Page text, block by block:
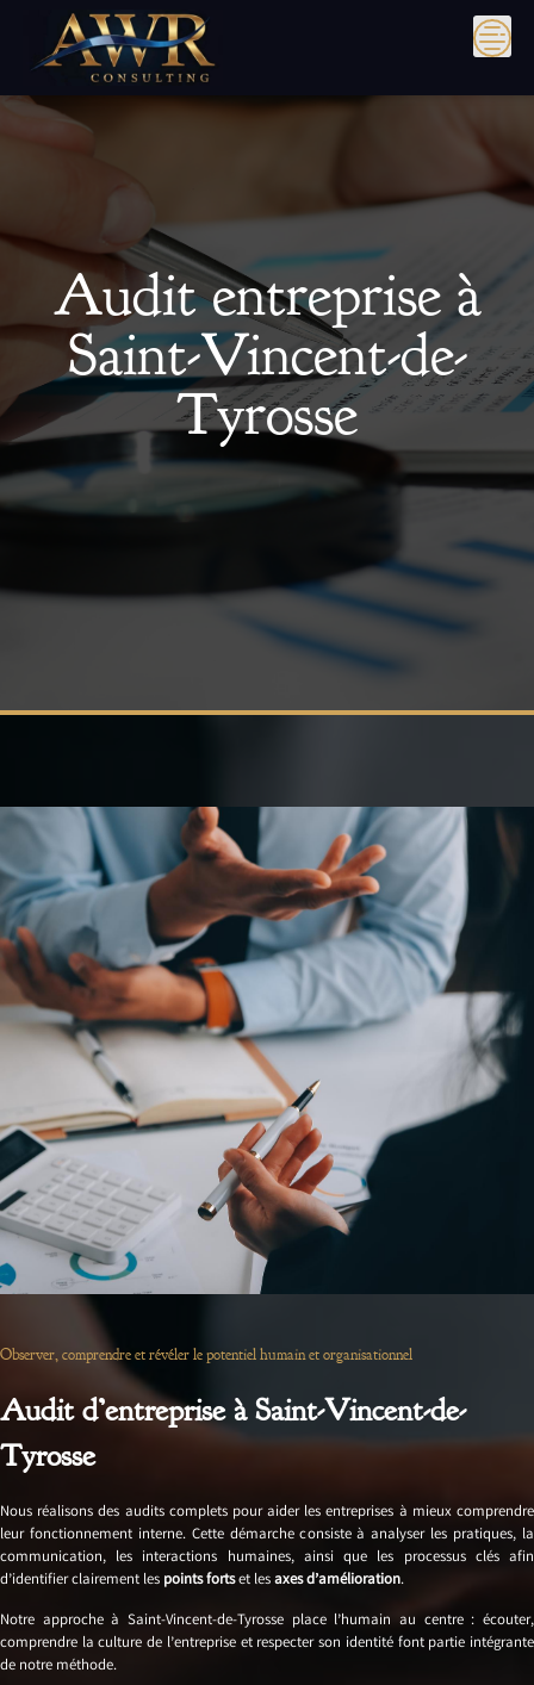
content
Audit entreprise à
Saint-Vincent-de-
Tyrosse
Observer, comprendre et révéler le potentiel humain et organisationnel
Audit d’entreprise à Saint-Vincent-de-
Tyrosse
Nous réalisons des audits complets pour aider les entreprises à mieux comprendre
leur fonctionnement interne. Cette démarche consiste à analyser les pratiques, la
communication, les interactions humaines, ainsi que les processus clés afin
d’identifier clairement les points fortset lesaxes d’amélioration.
Notre approche à Saint-Vincent-de-Tyrosse place l’humain au centre : écouter,
comprendre la culture de l’entreprise et respecter son identité font partie intégrante
de notre méthode.